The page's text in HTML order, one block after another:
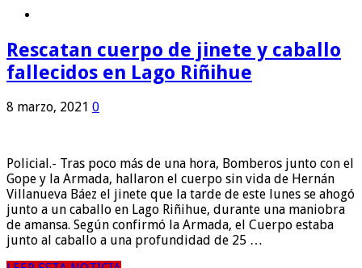
Rescatan cuerpo de jinete y caballo
fallecidos en Lago Riñihue
8 marzo, 2021 0
Policial.- Tras poco más de una hora, Bomberos junto con el
Gope y la Armada, hallaron el cuerpo sin vida de Hernán
Villanueva Báez el jinete que la tarde de este lunes se ahogó
junto a un caballo en Lago Riñihue, durante una maniobra
de amansa. Según confirmó la Armada, el Cuerpo estaba
junto al caballo a una profundidad de 25 …